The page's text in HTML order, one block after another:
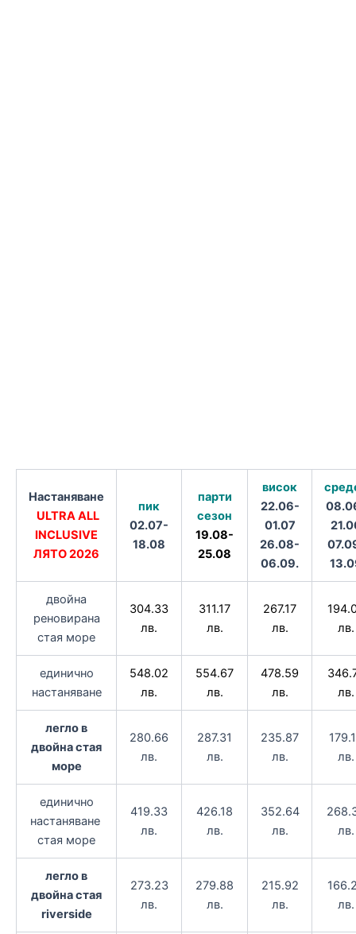
Настаняване
ULTRA ALL
INCLUSIVE
ЛЯТО 2026
пик
02.07-
18.08
парти
сезон
19.08-
25.08
висок
22.06-
01.07
26.08-
06.09.
двойна
реновирана
стая море
304.33
лв.
311.17
лв.
267.17
лв.
лв.
единично
настаняване
548.02
лв.
554.67
лв.
478.59
лв.
лв.
легло в
двойна стая
море
280.66
лв.
287.31
лв.
235.87
лв.
лв.
единично
настаняване
стая море
419.33
лв.
426.18
лв.
352.64
лв.
лв.
легло в
двойна стая
riverside
273.23
лв.
279.88
лв.
215.92
лв.
лв.